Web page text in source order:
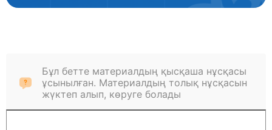
Бұл бетте материалдың қысқаша нұсқасы
ұсынылған. Материалдың толық нұсқасын
жүктеп алып, көруге болады